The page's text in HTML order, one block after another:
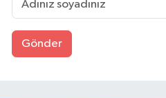
Gönder